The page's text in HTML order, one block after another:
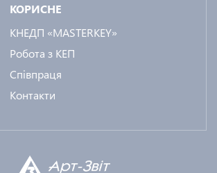
КОРИСНЕ
КНЕДП «MASTERKEY»
Робота з КЕП
Співпраця
Контакти